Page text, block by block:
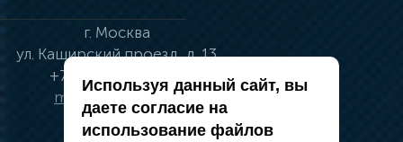
г. Москва
ул. Каширский проезд, д. 13
+7 (495) 134-41-83
moskva@vincci.ru
Используя данный сайт, вы
даете согласие на
использование файлов